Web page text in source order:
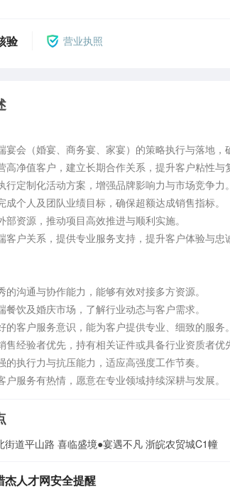
验 营业执照
宴会（婚宴、商务宴、家宴）的策略执行与落地，
高净值客户，建立长期合作关系，提升客户粘性与
行定制化活动方案，增强品牌影响力与市场竞争力
成个人及团队业绩目标，确保超额达成销售指标。
部资源，推动项目高效推进与顺利实施。
客户关系，提供专业服务支持，提升客户体验与忠
的沟通与协作能力，能够有效对接多方资源。
餐饮及婚庆市场，了解行业动态与客户需求。
的客户服务意识，能为客户提供专业、细致的服务
售经验者优先，持有相关证件或具备行业资质者优
的执行力与抗压能力，适应高强度工作节奏。
户服务有热情，愿意在专业领域持续深耕与发展。
街道平山路 喜临盛境●宴遇不凡 浙皖农贸城C1幢
杰人才网安全提醒